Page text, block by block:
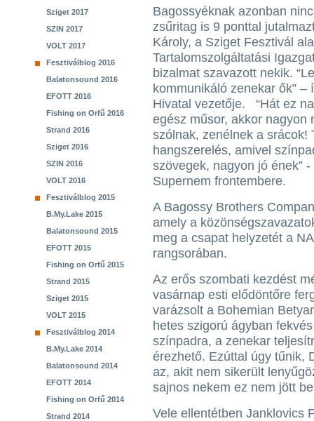
Sziget 2017
SZIN 2017
VOLT 2017
Fesztiválblog 2016
Balatonsound 2016
EFOTT 2016
Fishing on Orfű 2016
Strand 2016
Sziget 2016
SZIN 2016
VOLT 2016
Fesztiválblog 2015
B.My.Lake 2015
Balatonsound 2015
EFOTT 2015
Fishing on Orfű 2015
Strand 2015
Sziget 2015
VOLT 2015
Fesztiválblog 2014
B.My.Lake 2014
Balatonsound 2014
EFOTT 2014
Fishing on Orfű 2014
Strand 2014
Bagossyéknak azonban
zsűritag is 9 ponttal
Károly, a Sziget Fesztivál
Tartalomszolgáltatási
bizalmat szavazott nekik.
kommunikáló zenekar ők”
Hivatal vezetője. “Hát ez
egész műsor, akkor nagyon
szólnak, zenélnek a srácok!
hangszerelés, amivel
szövegek, nagyon jó ének”
Supernem frontembere.
A Bagossy Brothers
amely a
meg a csapat helyzetét a
rangsorában.
Az erős szombati kezdést
vasárnap esti elődöntőre
varázsolt a Bohemian
hetes szigorú ágyban
színpadra, a zenekar
érezhető. Ezúttal úgy tűnik,
az, akit nem sikerült
sajnos nekem ez nem jött
Vele ellentétben Janklovics